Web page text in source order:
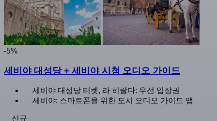
-5%
세비야 대성당 + 세비야 시청 오디오 가이드
세비야 대성당 티켓, 라 히랄다: 우선 입장권
세비야: 스마트폰을 위한 도시 오디오 가이드 앱
신규